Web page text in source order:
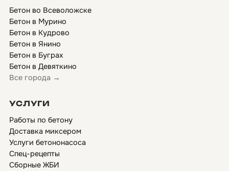
Бетон во Всеволожске
Бетон в Мурино
Бетон в Кудрово
Бетон в Янино
Бетон в Буграх
Бетон в Девяткино
Все города →
УСЛУГИ
Работы по бетону
Доставка миксером
Услуги бетононасоса
Спец-рецепты
Сборные ЖБИ